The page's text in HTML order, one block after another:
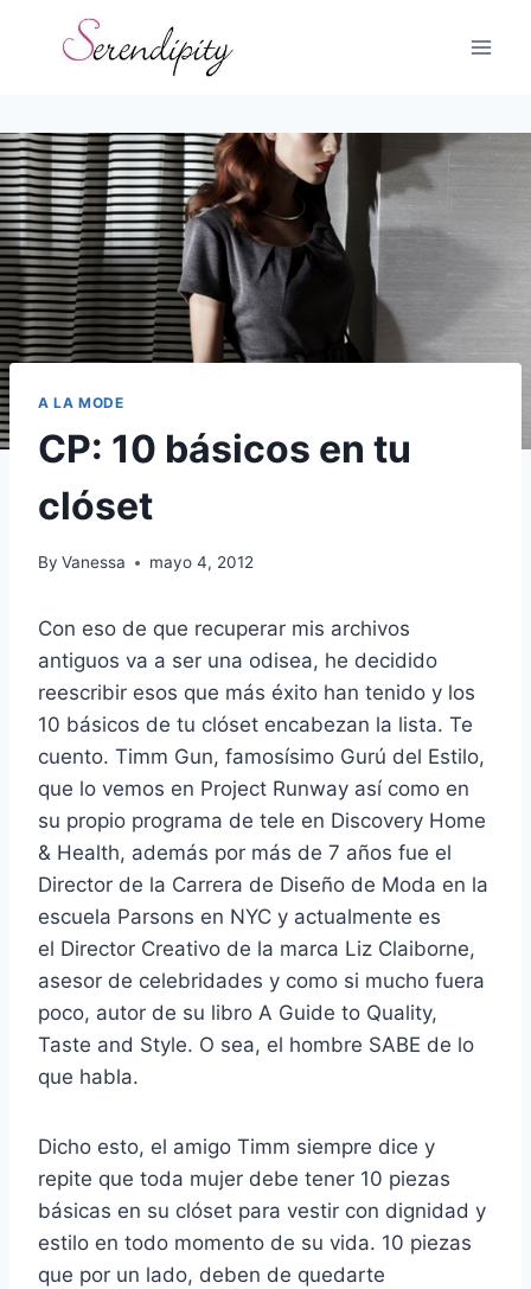
A LA MODE
CP: 10 básicos en tu
clóset
By Vanessa mayo 4, 2012
Con eso de que recuperar mis archivos
antiguos va a ser una odisea, he decidido
reescribir esos que más éxito han tenido y los
10 básicos de tu clóset encabezan la lista. Te
cuento. Timm Gun, famosísimo Gurú del Estilo,
que lo vemos en Project Runway así como en
su propio programa de tele en Discovery Home
& Health, además por más de 7 años fue el
Director de la Carrera de Diseño de Moda en la
escuela Parsons en NYC y actualmente es
el Director Creativo de la marca Liz Claiborne,
asesor de celebridades y como si mucho fuera
poco, autor de su libro A Guide to Quality,
Taste and Style. O sea, el hombre SABE de lo
que habla.
Dicho esto, el amigo Timm siempre dice y
repite que toda mujer debe tener 10 piezas
básicas en su clóset para vestir con dignidad y
estilo en todo momento de su vida. 10 piezas
que por un lado, deben de quedarte